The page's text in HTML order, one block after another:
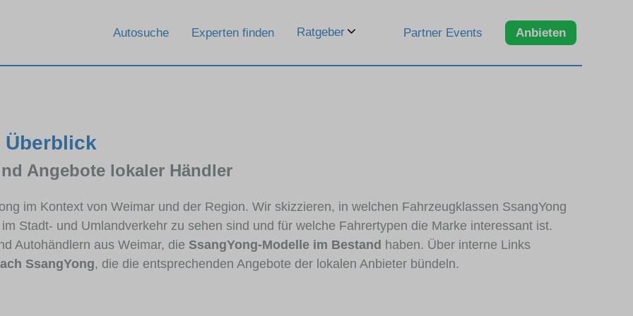
Autosuche Experten finden Ratgeber Partner Events Anbieten
Überblick
Angebote lokaler Händler
im Kontext von Weimar und der Region. Wir skizzieren, in welchen Fahrzeugklassen SsangYong
Stadt- und Umlandverkehr zu sehen sind und für welche Fahrertypen die Marke interessant ist.
Autohändlern aus Weimar, die SsangYong-Modelle im Bestand haben. Über interne Links
SsangYong, die die entsprechenden Angebote der lokalen Anbieter bündeln.